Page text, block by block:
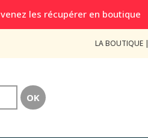
les récupérer en boutique
LA BOUTIQUE|